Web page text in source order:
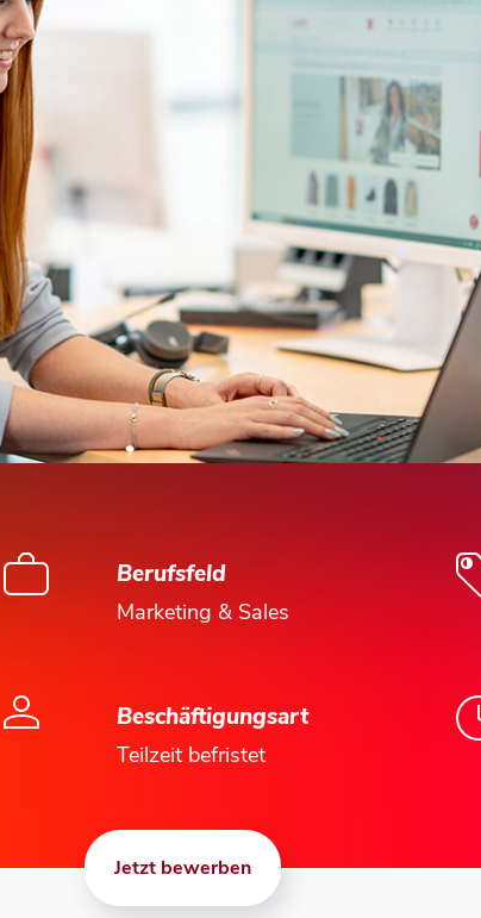
Berufsfeld
Marketing & Sales
Beschäftigungsart
Teilzeit befristet
Jetzt bewerben